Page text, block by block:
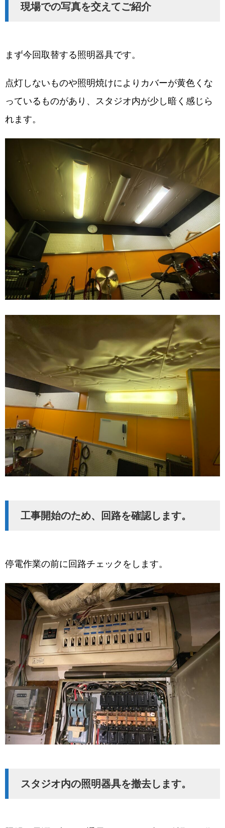
現場での写真を交えてご紹介
まず今回取替する照明器具です。
点灯しないものや照明焼けによりカバーが黄色くな
っているものがあり、スタジオ内が少し暗く感じら
れます。
工事開始のため、回路を確認します。
停電作業の前に回路チェックをします。
スタジオ内の照明器具を撤去します。